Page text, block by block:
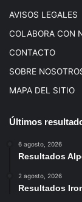
AVISOS LEGALES
COLABORA CON
CONTACTO
SOBRE
MAPA DEL SITIO
Últimos
6 agosto, 2026
Resultados
2 agosto, 2026
Resultados